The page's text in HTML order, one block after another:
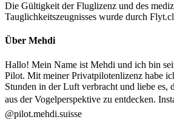
Die Gültigkeit der Fluglizenz und des
Tauglichkeitszeugnisses wurde durch
Über Mehdi
Hallo! Mein Name ist Mehdi und ich bin
Pilot. Mit meiner Privatpilotenlizenz habe
Stunden in der Luft verbracht und liebe es,
aus der Vogelperspektive zu entdecken.
@pilot.mehdi.suisse